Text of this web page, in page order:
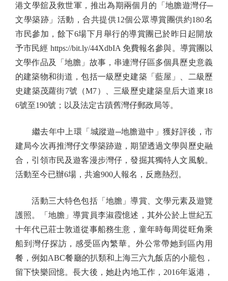
港文學舘及救世軍，推出為期兩個月的「地膽遊灣仔─
文學築跡」活動，合共提供12個公眾導賞團供約180名
市民參加，餘下6場下月舉行的導賞團已於昨日起開放
予市民經 https://bit.ly/44XdbIA 免費報名參與。導賞團以
文學作品及「地膽」故事，串連灣仔區多個具歷史意義
的建築物和街道，包括一級歷史建築「藍屋」、二級歷
史建築茂蘿街7號（M7）、三級歷史建築皇后大道東18
6號至190號；以及法定古蹟舊灣仔郵政局等。
繼去年中上環「城蹤遊─地膽遊中」獲好評後，市
建局今次再推灣仔文學築跡遊，期望透過文學與歷史融
合，引領市民及遊客漫步灣仔，發掘其獨特人文風貌。
活動至今已辦6場，共逾900人報名，反應熱烈。
活動三大特色包括「地膽」導賞、文學元素及遊覽
護照。「地膽」導賞員李淑霞憶述，其外公於上世紀五
十年代已莊士敦道從事船務生意，童年時每周從旺角乘
船到灣仔探訪，感受區內繁華。外公常帶她到區內用
餐，例如ABC餐廳的扒類和上海三六九飯店的小籠包，
留下快樂回憶。長大後，她赴內地工作，2016年返港，